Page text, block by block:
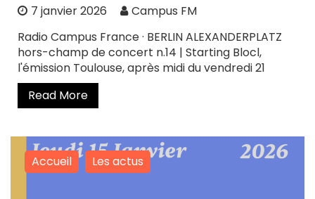
7 janvier 2026
Campus FM
Radio Campus France · BERLIN ALEXANDERPLATZ
hors-champ de concert n.14 | Starting Blocl,
l'émission Toulouse, après midi du vendredi 21
Read More
Accueil Les actus